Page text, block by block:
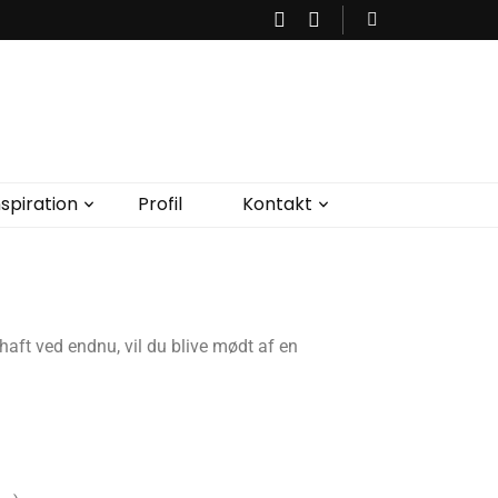
Profil Kontakt
ved endnu, vil du blive mødt af en